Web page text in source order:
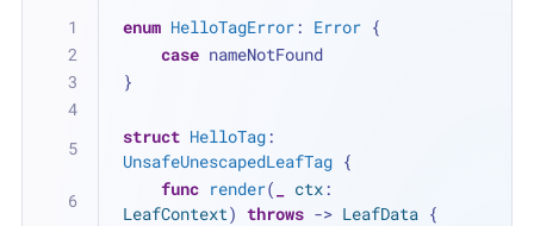
enum HelloTagError: Error {
case nameNotFound
}
struct HelloTag
UnsafeUnescapedLeafTag {
func render( ctx
LeafContext) throws -> LeafData {